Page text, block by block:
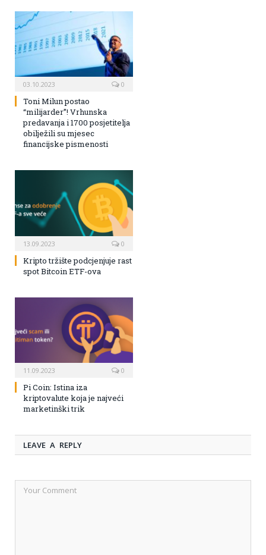
03.10.2023 0
Toni Milun postao
“milijarder”! Vrhunska
predavanja i 1700 posjetitelja
obilježili su mjesec
financijske pismenosti
13.09.2023 0
Kripto tržište podcjenjuje rast
spot Bitcoin ETF-ova
11.09.2023 0
Pi Coin: Istina iza
kriptovalute koja je najveći
marketinški trik
LEAVE A REPLY